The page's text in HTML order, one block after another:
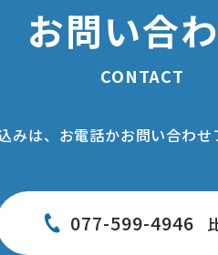
お問い合
CONTACT
みは、お電話かお問い合わせ
077-599-4946